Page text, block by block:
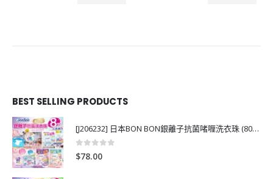
BEST SELLING PRODUCTS
[J206232] 日本BON BON銀離子抗菌啫喱洗衣珠 (80粒)
0out of 5
$78.00